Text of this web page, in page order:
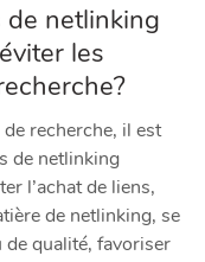
de netlinking
les
recherche, il est
de netlinking
l’achat de liens,
de netlinking, se
qualité, favoriser